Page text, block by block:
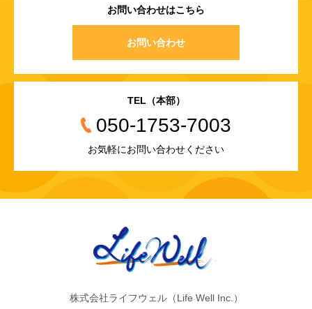
お問い合わせはこちら
お問い合わせ
TEL（本部）
050-1753-7003
お気軽にお問い合わせください
株式会社ライフウェル（Life Well Inc.）